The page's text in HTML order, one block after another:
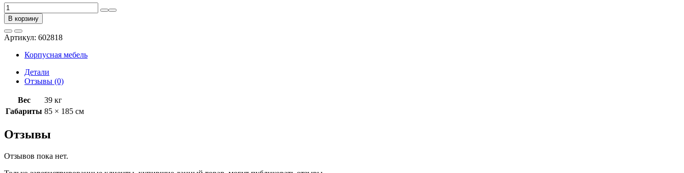
Количество
товара
Рогес
анкор
светлый
В корзину
Артикул: 602818
Корпусная мебель
Детали
Отзывы (0)
Вес
39 кг
Габариты 85 × 185 см
Отзывы
Отзывов пока нет.